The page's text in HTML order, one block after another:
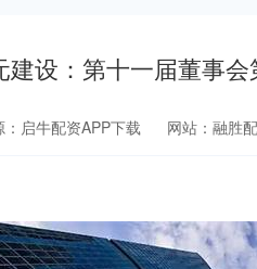
建设：第十一届董事
：启牛配资APP下载 网站：融胜